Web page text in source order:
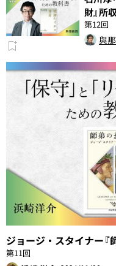
財』所収
第12回
與
ジョージ・スタイナー『
第11回